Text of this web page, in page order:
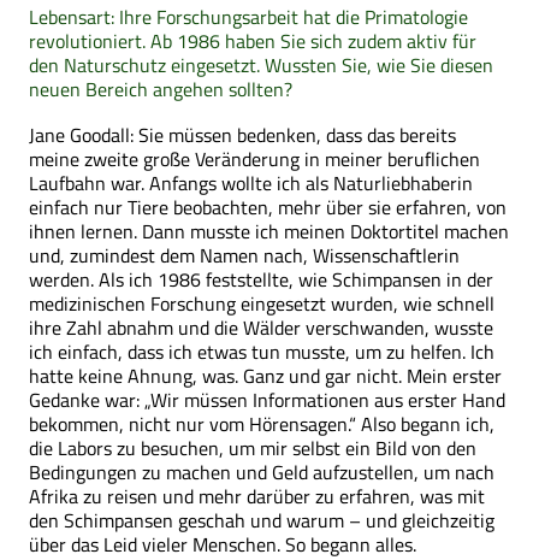
Lebensart: Ihre Forschungsarbeit hat die Primatologie
revolutioniert. Ab 1986 haben Sie sich zudem aktiv für
den Naturschutz eingesetzt. Wussten Sie, wie Sie diesen
neuen Bereich angehen sollten?
Jane Goodall: Sie müssen bedenken, dass das bereits
meine zweite große Veränderung in meiner beruflichen
Laufbahn war. Anfangs wollte ich als Naturliebhaberin
einfach nur Tiere beobachten, mehr über sie erfahren, von
ihnen lernen. Dann musste ich meinen Doktortitel machen
und, zumindest dem Namen nach, Wissenschaftlerin
werden. Als ich 1986 feststellte, wie Schimpansen in der
medizinischen Forschung eingesetzt wurden, wie schnell
ihre Zahl abnahm und die Wälder verschwanden, wusste
ich einfach, dass ich etwas tun musste, um zu helfen. Ich
hatte keine Ahnung, was. Ganz und gar nicht. Mein erster
Gedanke war: „Wir müssen Informationen aus erster Hand
bekommen, nicht nur vom Hörensagen.“ Also begann ich,
die Labors zu besuchen, um mir selbst ein Bild von den
Bedingungen zu machen und Geld aufzustellen, um nach
Afrika zu reisen und mehr darüber zu erfahren, was mit
den Schimpansen geschah und warum – und gleichzeitig
über das Leid vieler Menschen. So begann alles.